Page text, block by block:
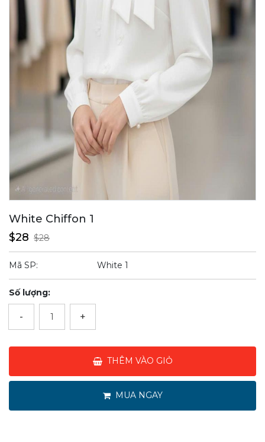
White Chiffon 1
$28 $28
Mã SP: White 1
Số lượng:
- +
THÊM VÀO GIỎ
MUA NGAY